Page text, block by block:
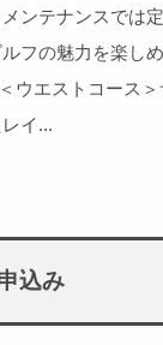
ンテナンスでは
フの魅力を楽し
ウエストコース
イ...
込み